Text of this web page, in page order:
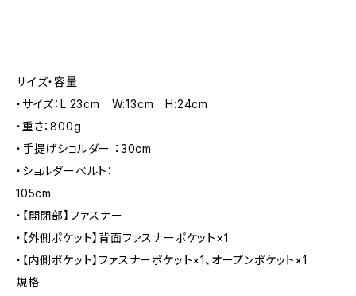
サイズ・容量
・サイズ：L:23cm W:13cm H:24cm
・重さ：800g
・手提げショルダー ：30cm
・ショルダーベルト：
105cm
・【開閉部】ファスナー
・【外側ポケット】背面ファスナーポケット×1
・【内側ポケット】ファスナーポケット×1、オープンポケット×1
規格